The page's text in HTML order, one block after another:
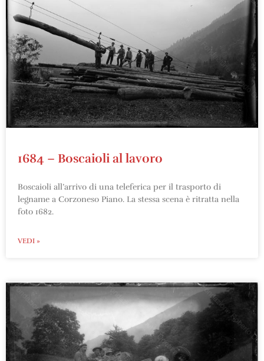
1684 – Boscaioli al lavoro
Boscaioli all’arrivo di una teleferica per il trasporto di
legname a Corzoneso Piano. La stessa scena è ritratta nella
foto 1682.
VEDI »